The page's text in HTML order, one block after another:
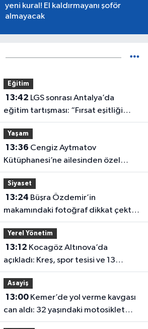
yeni kural! El kaldırmayanı şoför
almayacak
Eğitim
13:42
eğitim tartışması: “Fırsat eşitliği
yok”
Yaşam
13:36
Kütüphanesi’ne ailesinden özel
bağış
Siyaset
13:24
makamındaki fotoğraf dikkat çekti:
Özgür Özel ve Muhittin Böcek!
Yerel Yönetim
13:12
açıkladı: Kreş, spor tesisi ve 13
dönümlük park geliyor
Asayiş
13:00Kemer’de yol verme kavgası
can aldı: 32 yaşındaki motosiklet
tamircisi öldü